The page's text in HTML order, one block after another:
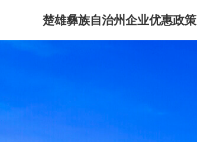
楚雄彝族自治州企业优惠政策